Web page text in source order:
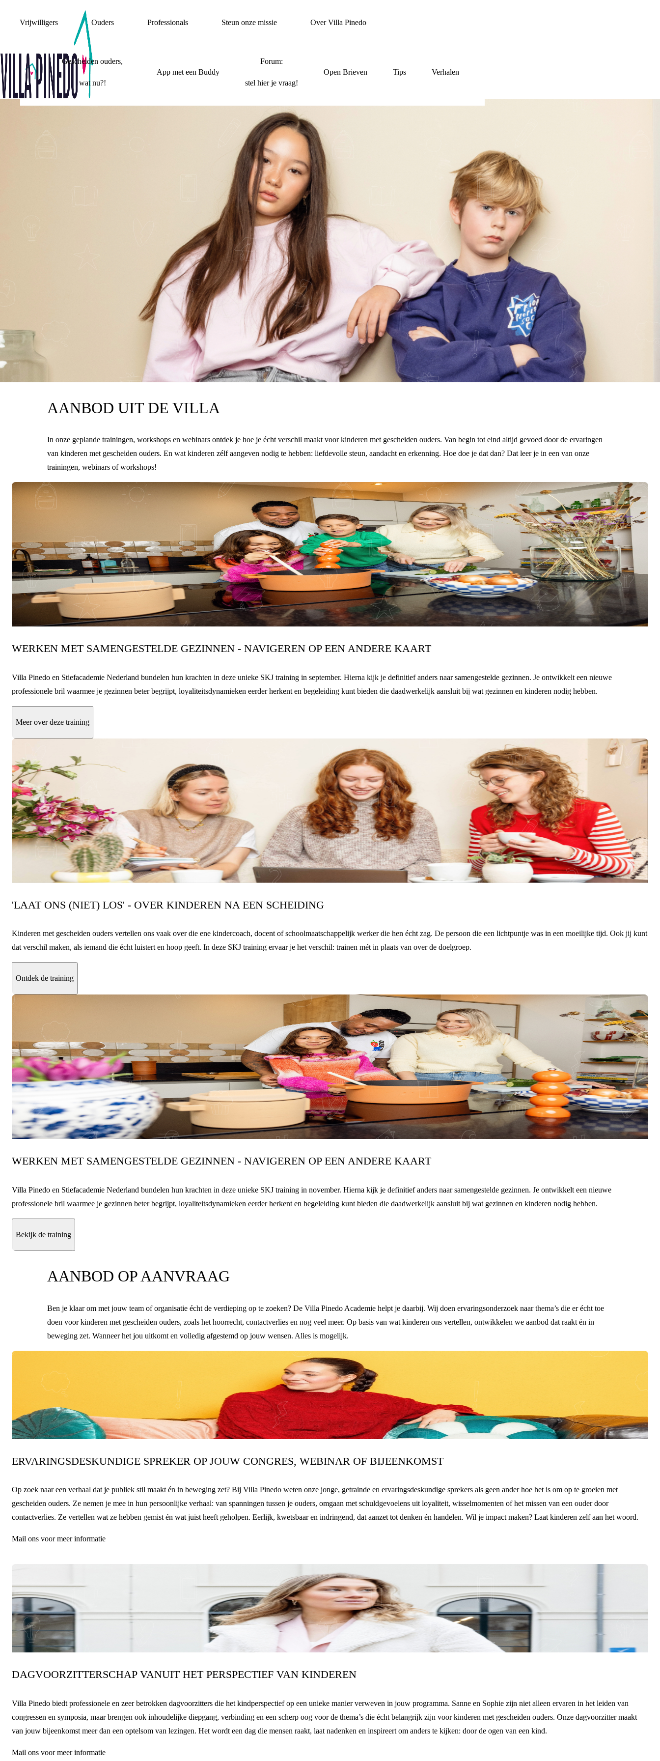
Vrijwilligers Ouders Professionals Steun onze missie Over Villa Pinedo
Gescheiden ouders,
wat nu?!
App met een Buddy
Forum:
stel hier je vraag!
Open Brieven Tips Verhalen
VILLA PINEDO ACADEMIE
Of je nu op zoek bent naar een ervaringsdeskundige spreker voor jouw congres, een geaccrediteerde training voor jouw team of een dagvoorzitter die werkt vanuit het
kindperspectief. Ontdek ons aanbod en krijg een uniek kijkje in het hoofd en hart van kinderen!
AANBOD UIT DE VILLA
In onze geplande trainingen, workshops en webinars ontdek je hoe je écht verschil maakt voor kinderen met gescheiden ouders. Van begin tot eind altijd gevoed door de ervaringen
van kinderen met gescheiden ouders. En wat kinderen zélf aangeven nodig te hebben: liefdevolle steun, aandacht en erkenning. Hoe doe je dat dan? Dat leer je in een van onze
trainingen, webinars of workshops!
9 september & 16 september 2026
WERKEN MET SAMENGESTELDE GEZINNEN - NAVIGEREN OP EEN ANDERE KAART
Villa Pinedo en Stiefacademie Nederland bundelen hun krachten in deze unieke SKJ training in september. Hierna kijk je definitief anders naar samengestelde gezinnen. Je ontwikkelt een nieuwe
professionele bril waarmee je gezinnen beter begrijpt, loyaliteitsdynamieken eerder herkent en begeleiding kunt bieden die daadwerkelijk aansluit bij wat gezinnen en kinderen nodig hebben.
Meer over deze training
over 61 dagen
'LAAT ONS (NIET) LOS' - OVER KINDEREN NA EEN SCHEIDING
Kinderen met gescheiden ouders vertellen ons vaak over die ene kindercoach, docent of schoolmaatschappelijk werker die hen écht zag. De persoon die een lichtpuntje was in een moeilijke tijd. Ook jij kunt
dat verschil maken, als iemand die écht luistert en hoop geeft. In deze SKJ training ervaar je het verschil: trainen mét in plaats van over de doelgroep.
Ontdek de training
over 98 dagen
WERKEN MET SAMENGESTELDE GEZINNEN - NAVIGEREN OP EEN ANDERE KAART
Villa Pinedo en Stiefacademie Nederland bundelen hun krachten in deze unieke SKJ training in november. Hierna kijk je definitief anders naar samengestelde gezinnen. Je ontwikkelt een nieuwe
professionele bril waarmee je gezinnen beter begrijpt, loyaliteitsdynamieken eerder herkent en begeleiding kunt bieden die daadwerkelijk aansluit bij wat gezinnen en kinderen nodig hebben.
Bekijk de training
AANBOD OP AANVRAAG
Ben je klaar om met jouw team of organisatie écht de verdieping op te zoeken? De Villa Pinedo Academie helpt je daarbij. Wij doen ervaringsonderzoek naar thema’s die er écht toe
doen voor kinderen met gescheiden ouders, zoals het hoorrecht, contactverlies en nog veel meer. Op basis van wat kinderen ons vertellen, ontwikkelen we aanbod dat raakt én in
beweging zet. Wanneer het jou uitkomt en volledig afgestemd op jouw wensen. Alles is mogelijk.
ERVARINGSDESKUNDIGE SPREKER OP JOUW CONGRES, WEBINAR OF BIJEENKOMST
Op zoek naar een verhaal dat je publiek stil maakt én in beweging zet? Bij Villa Pinedo weten onze jonge, getrainde en ervaringsdeskundige sprekers als geen ander hoe het is om op te groeien met
gescheiden ouders. Ze nemen je mee in hun persoonlijke verhaal: van spanningen tussen je ouders, omgaan met schuldgevoelens uit loyaliteit, wisselmomenten of het missen van een ouder door
contactverlies. Ze vertellen wat ze hebben gemist én wat juist heeft geholpen. Eerlijk, kwetsbaar en indringend, dat aanzet tot denken én handelen. Wil je impact maken? Laat kinderen zelf aan het woord.
Mail ons voor meer informatie
DAGVOORZITTERSCHAP VANUIT HET PERSPECTIEF VAN KINDEREN
Villa Pinedo biedt professionele en zeer betrokken dagvoorzitters die het kindperspectief op een unieke manier verweven in jouw programma. Sanne en Sophie zijn niet alleen ervaren in het leiden van
congressen en symposia, maar brengen ook inhoudelijke diepgang, verbinding en een scherp oog voor de thema’s die écht belangrijk zijn voor kinderen met gescheiden ouders. Onze dagvoorzitter maakt
van jouw bijeenkomst meer dan een optelsom van lezingen. Het wordt een dag die mensen raakt, laat nadenken en inspireert om anders te kijken: door de ogen van een kind.
Mail ons voor meer informatie